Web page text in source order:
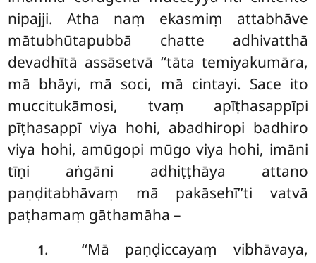
nipajji. Atha naṃ ekasmiṃ attabhāve
mātubhūtapubbā chatte adhivatthā
devadhītā assāsetvā ‘‘tāta temiyakumāra,
mā bhāyi, mā soci, mā cintayi. Sace ito
muccitukāmosi, tvaṃ apīṭhasappīpi
pīṭhasappī viya hohi, abadhiropi badhiro
viya hohi, amūgopi mūgo viya hohi, imāni
tīṇi aṅgāni adhiṭṭhāya attano
paṇḍitabhāvaṃ mā pakāsehī’’ti vatvā
paṭhamaṃ gāthamāha –
1.
‘‘Mā paṇḍiccayaṃ vibhāvaya,